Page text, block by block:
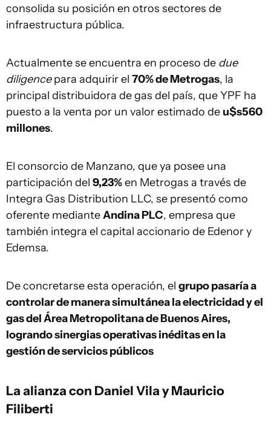
consolida su posición en otros sectores de
infraestructura pública.
Actualmente se encuentra en proceso de due
diligencepara adquirir el 70% de Metrogas, la
principal distribuidora de gas del país, que YPF ha
puesto a la venta por un valor estimado de u$s560
millones.
El consorcio de Manzano, que ya posee una
participación del 9,23%en Metrogas a través de
Integra Gas Distribution LLC, se presentó como
oferente medianteAndina PLC, empresa que
también integra el capital accionario de Edenor y
Edemsa.
De concretarse esta operación, el grupo pasaría a
controlar de manera simultánea la electricidad y el
gas del Área Metropolitana de Buenos Aires,
logrando sinergias operativas inéditas en la
gestión de servicios públicos
La alianza con Daniel Vila y Mauricio
Filiberti